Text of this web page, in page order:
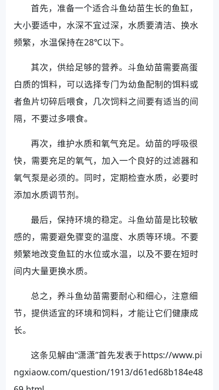
首先，准备一个适合斗鱼幼苗生长的鱼缸，
大小要适中，水深不宜过深，水质要清洁、换水
频繁，水温保持在28℃以下。
其次，供给足够的营养。斗鱼幼苗需要高蛋
白质的饵料，可以选择专门为幼鱼配制的饵料或
者鱼片切碎后喂食，几次饲料之间要有适当的间
隔，不要过多喂食。
再次，维护水质和氧气充足。幼苗的呼吸很
快，需要充足的氧气，加入一个良好的过滤器和
氧气泵是必须的。同时，定期检查水质，必要时
添加水质调节剂。
最后，保持环境的稳定。斗鱼幼苗是比较敏
感的，需要避免骤变的温度、水质等环境。不要
频繁地改变鱼缸的水位或水温，以及不要在短时
间内大量更换水质。
总之，养斗鱼幼苗需要耐心和细心，注意细
节，提供适宜的环境和饲料，才能让它们健康成
长。
这条见解由“潇潇”首先发表于https://www.pi
ngxiaow.com/question/1913/d61ed68b184e48